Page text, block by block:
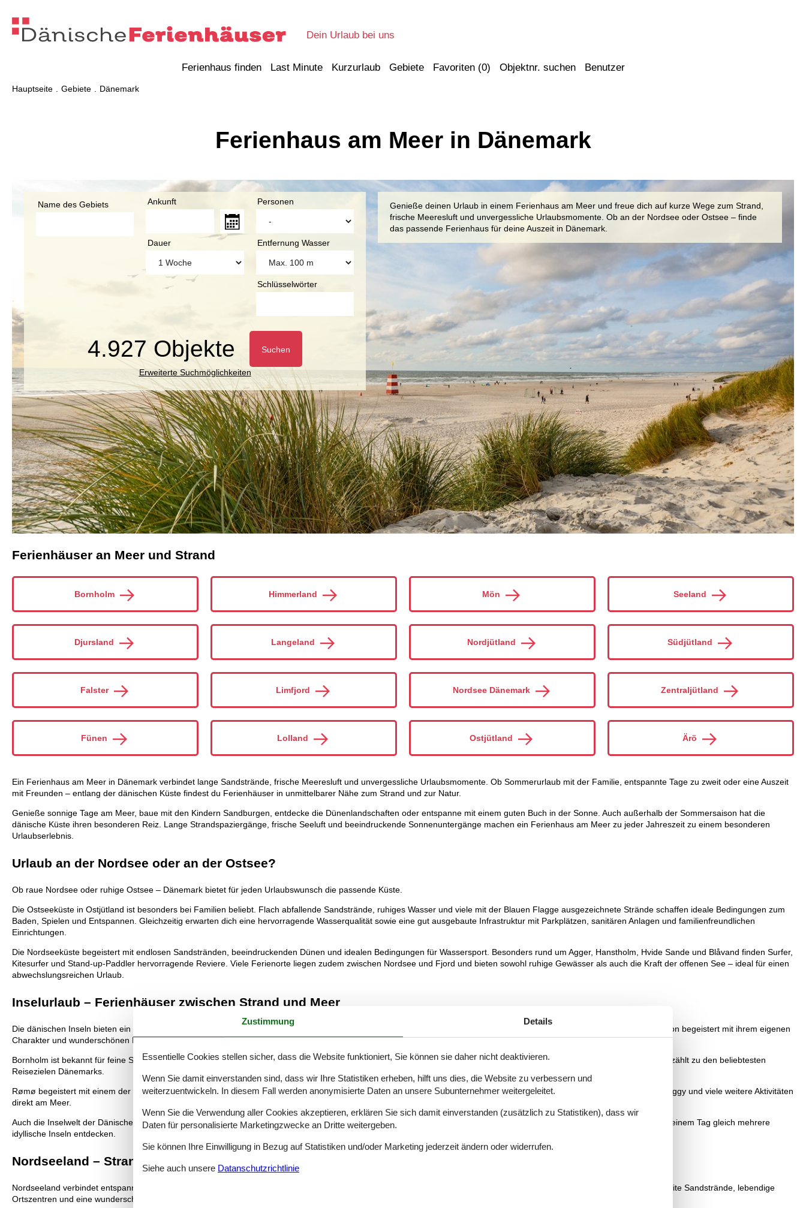
Dein Urlaub bei uns
Ferienhaus finden Last Minute Kurzurlaub Gebiete Favoriten (0) Objektnr. suchen Benutzer
Hauptseite Gebiete Dänemark
Ferienhaus am Meer in Dänemark
Genieße deinen Urlaub in einem Ferienhaus am Meer und freue dich auf kurze Wege zum Strand,
frische Meeresluft und unvergessliche Urlaubsmomente. Ob an der Nordsee oder Ostsee – finde
das passende Ferienhaus für deine Auszeit in Dänemark.
Name des Gebiets Ankunft
Dauer
Personen
Entfernung Wasser
Schlüsselwörter
4.927 Objekte Suchen
Erweiterte Suchmöglichkeiten
Ferienhäuser an Meer und Strand
Bornholm
Djursland
Falster
Fünen
Himmerland
Langeland
Limfjord
Lolland
Mön
Nordjütland
Nordsee Dänemark
Ostjütland
Seeland
Südjütland
Zentraljütland
Ärö
Ein Ferienhaus am Meer in Dänemark verbindet lange Sandstrände, frische Meeresluft und unvergessliche Urlaubsmomente. Ob Sommerurlaub mit der Familie, entspannte Tage zu zweit oder eine Auszeit
mit Freunden – entlang der dänischen Küste findest du Ferienhäuser in unmittelbarer Nähe zum Strand und zur Natur.
Genieße sonnige Tage am Meer, baue mit den Kindern Sandburgen, entdecke die Dünenlandschaften oder entspanne mit einem guten Buch in der Sonne. Auch außerhalb der Sommersaison hat die
dänische Küste ihren besonderen Reiz. Lange Strandspaziergänge, frische Seeluft und beeindruckende Sonnenuntergänge machen ein Ferienhaus am Meer zu jeder Jahreszeit zu einem besonderen
Urlaubserlebnis.
Urlaub an der Nordsee oder an der Ostsee?
Ob raue Nordsee oder ruhige Ostsee – Dänemark bietet für jeden Urlaubswunsch die passende Küste.
Die Ostseeküste in Ostjütland ist besonders bei Familien beliebt. Flach abfallende Sandstrände, ruhiges Wasser und viele mit der Blauen Flagge ausgezeichnete Strände schaffen ideale Bedingungen zum
Baden, Spielen und Entspannen. Gleichzeitig erwarten dich eine hervorragende Wasserqualität sowie eine gut ausgebaute Infrastruktur mit Parkplätzen, sanitären Anlagen und familienfreundlichen
Einrichtungen.
Die Nordseeküste begeistert mit endlosen Sandstränden, beeindruckenden Dünen und idealen Bedingungen für Wassersport. Besonders rund um Agger, Hanstholm, Hvide Sande und Blåvand finden Surfer,
Kitesurfer und Stand-up-Paddler hervorragende Reviere. Viele Ferienorte liegen zudem zwischen Nordsee und Fjord und bieten sowohl ruhige Gewässer als auch die Kraft der offenen See – ideal für einen
abwechslungsreichen Urlaub.
Inselurlaub – Ferienhäuser zwischen Strand und Meer
Die dänischen Inseln bieten ein besonderes Urlaubserlebnis, denn hier ist das Meer nie weit entfernt. Ob Bornholm, Rømø oder die Inseln der Dänischen Südsee – jede Region begeistert mit ihrem eigenen
Charakter und wunderschönen Küstenlandschaften.
Bornholm ist bekannt für feine Sandstrände, beeindruckende Felsküsten und charmante Hafenorte. Die Insel verbindet Natur, Kultur und Erholung auf einzigartige Weise und zählt zu den beliebtesten
Reisezielen Dänemarks.
Rømø begeistert mit einem der breitesten Sandstrände Europas. Der berühmte Sønderstrand bietet ideale Bedingungen für lange Strandspaziergänge, Strandsegeln, Kite-Buggy und viele weitere Aktivitäten
direkt am Meer.
Auch die Inselwelt der Dänischen Südsee rund um Faaborg lädt zum Inselhüpfen ein. Mit kurzen Fährverbindungen erreichst du Inseln wie Lyø oder Avernakø und kannst an einem Tag gleich mehrere
idyllische Inseln entdecken.
Nordseeland – Strandurlaub und Kopenhagen kombinieren
Nordseeland verbindet entspannte Urlaubstage am Meer mit der Nähe zur dänischen Hauptstadt. Ferienorte wie Tisvildeleje, Gilleleje, Dronningmølle und Hornbæk bieten breite Sandstrände, lebendige
Ortszentren und eine wunderschöne Küstenlandschaft.
Zustimmung Details
Essentielle Cookies stellen sicher, dass die Website funktioniert, Sie können sie daher nicht deaktivieren.
Wenn Sie damit einverstanden sind, dass wir Ihre Statistiken erheben, hilft uns dies, die Website zu verbessern und
weiterzuentwickeln. In diesem Fall werden anonymisierte Daten an unsere Subunternehmer weitergeleitet.
Wenn Sie die Verwendung aller Cookies akzeptieren, erklären Sie sich damit einverstanden (zusätzlich zu Statistiken), dass wir
Daten für personalisierte Marketingzwecke an Dritte weitergeben.
Sie können Ihre Einwilligung in Bezug auf Statistiken und/oder Marketing jederzeit ändern oder widerrufen.
Siehe auch unsere Datanschutzrichtlinie